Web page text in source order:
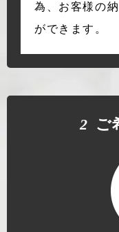
為、お客様の
ができます。
2 ご